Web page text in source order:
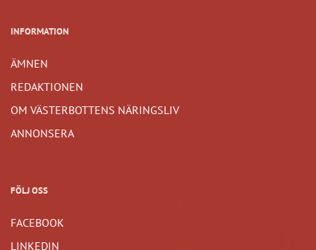
INFORMATION
ÄMNEN
REDAKTIONEN
OM VÄSTERBOTTENS NÄRINGSLIV
ANNONSERA
FÖLJ OSS
FACEBOOK
LINKEDIN